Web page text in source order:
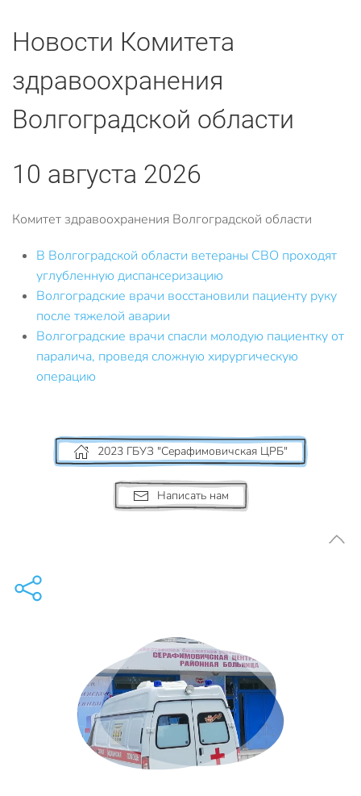
Новости Комитета
здравоохранения
Волгоградской области
10 августа 2026
Комитет здравоохранения Волгоградской области
В Волгоградской области ветераны СВО проходят
углубленную диспансеризацию
Волгоградские врачи восстановили пациенту руку
после тяжелой аварии
Волгоградские врачи спасли молодую пациентку от
паралича, проведя сложную хирургическую
операцию
2023 ГБУЗ "Серафимовичская ЦРБ"
Написать нам